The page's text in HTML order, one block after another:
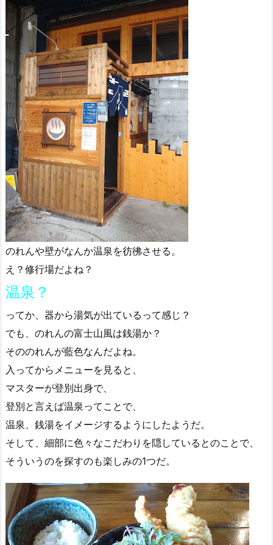
のれんや壁がなんか温泉を彷彿させる。
え？修行場だよね？
温泉？
ってか、器から湯気が出ているって感じ？
でも、のれんの富士山風は銭湯か？
そののれんが藍色なんだよね。
入ってからメニューを見ると、
マスターが登別出身で、
登別と言えば温泉ってことで、
温泉、銭湯をイメージするようにしたようだ。
そして、細部に色々なこだわりを隠しているとのことで、
そういうのを探すのも楽しみの1つだ。